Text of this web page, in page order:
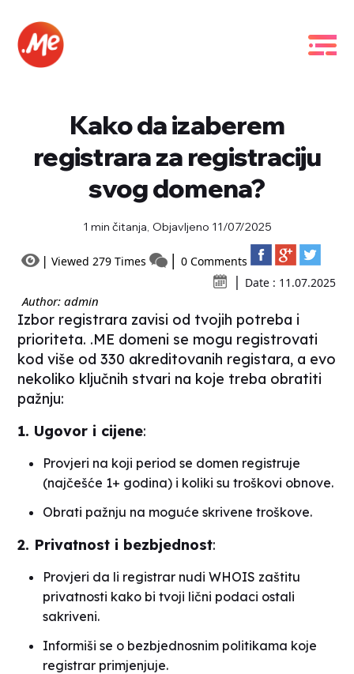
Kako da izaberem
registrara za registraciju
svog domena?
1 min čitanja, Objavljeno 11/07/2025
Viewed 279 Times
0 Comments
Date : 11.07.2025
Author: admin
Izbor registrara zavisi od tvojih potreba i
prioriteta. .ME domeni se mogu registrovati
kod više od 330 akreditovanih registara, a evo
nekoliko ključnih stvari na koje treba obratiti
pažnju:
1. Ugovor i cijene:
Provjeri na koji period se domen registruje
(najčešće 1+ godina) i koliki su troškovi obnove.
Obrati pažnju na moguće skrivene troškove.
2. Privatnost i bezbjednost:
Provjeri da li registrar nudi WHOIS zaštitu
privatnosti kako bi tvoji lični podaci ostali
sakriveni.
Informiši se o bezbjednosnim politikama koje
registrar primjenjuje.